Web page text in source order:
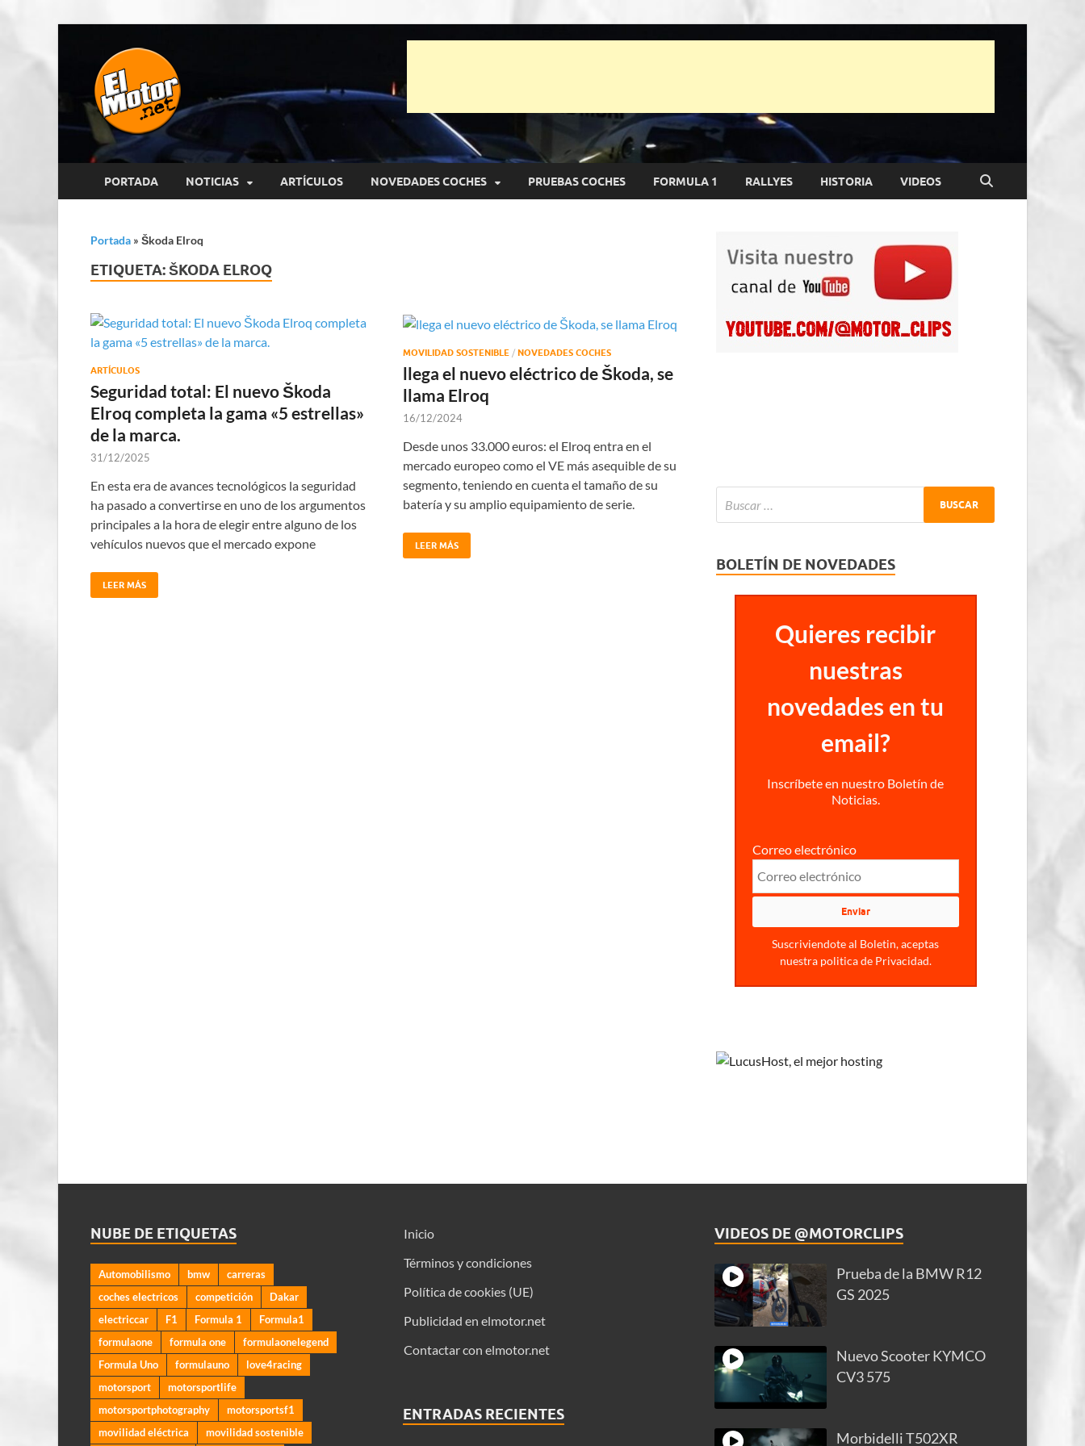
El Motor punto Net
PORTADA NOTICIAS ARTÍCULOS NOVEDADES COCHES PRUEBAS COCHES FORMULA 1 RALLYES HISTORIA VIDEOS
Portada » Škoda Elroq
ETIQUETA:ŠKODA ELROQ
ARTÍCULOS
Seguridad total: El nuevo Škoda
Elroq completa la gama «5 estrellas»
de la marca.
31/12/2025
En esta era de avances tecnológicos la seguridad
ha pasado a convertirse en uno de los argumentos
principales a la hora de elegir entre alguno de los
vehículos nuevos que el mercado expone
LEER MÁS
MOVILIDAD SOSTENIBLE / NOVEDADES COCHES
llega el nuevo eléctrico de Škoda, se
llama Elroq
16/12/2024
Desde unos 33.000 euros: el Elroq entra en el
mercado europeo como el VE más asequible de su
segmento, teniendo en cuenta el tamaño de su
batería y su amplio equipamiento de serie.
LEER MÁS
BOLETÍN DE NOVEDADES
Quieres recibir
nuestras
novedades en tu
email?
Inscríbete en nuestro Boletín de
Noticias.
Correo electrónico
Suscriviendote al Boletin, aceptas
nuestra politica de Privacidad.
NUBE DE ETIQUETAS
Automobilismo bmw
carreras
coches electricos
competición
Dakar
electriccar
F1 Formula 1
Formula1
formulaone
formula one
formulaonelegend
Formula Uno
formulauno
love4racing
motorsport
motorsportlife
motorsportphotography
motorsportsf1
movilidad eléctrica
movilidad sostenible
Inicio
Términos y condiciones
Política de cookies (UE)
Publicidad en elmotor.net
Contactar con elmotor.net
ENTRADAS RECIENTES
VIDEOS DE @MOTORCLIPS
Prueba de la BMW R12
GS 2025
Nuevo Scooter KYMCO
CV3 575
Morbidelli T502XR